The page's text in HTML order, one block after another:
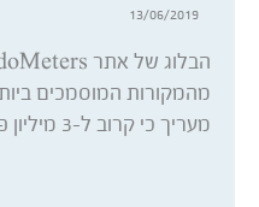
13/06/2019
מהמקורות המוסמכים
מעריך כי קרוב ל-3 מיליון פוסטים מתפרסמים מדי…